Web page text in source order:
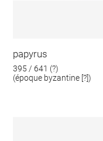
papyrus
395 / 641 (?)
(époque byzantine [?])